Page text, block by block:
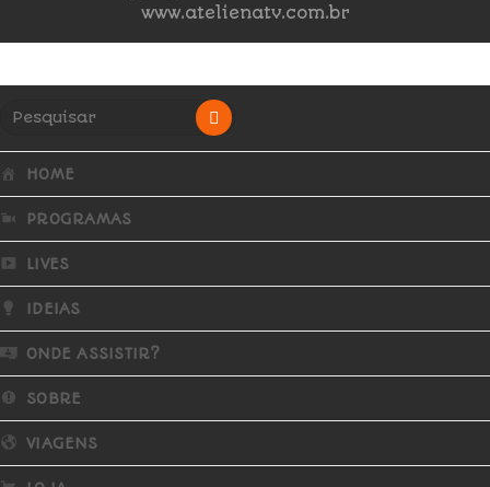
www.atelienatv.com.br
HOME
PROGRAMAS
LIVES
IDEIAS
ONDE ASSISTIR?
SOBRE
VIAGENS